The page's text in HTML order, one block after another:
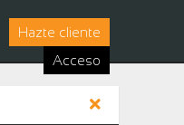
Hazte cliente
Acceso